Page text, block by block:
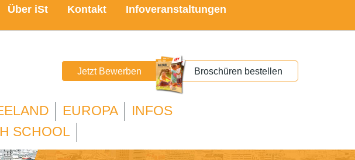
Über iSt Kontakt Infoveranstaltungen
Jetzt Bewerben Broschüren bestellen
EUROPA
INFOS
SCHOOL